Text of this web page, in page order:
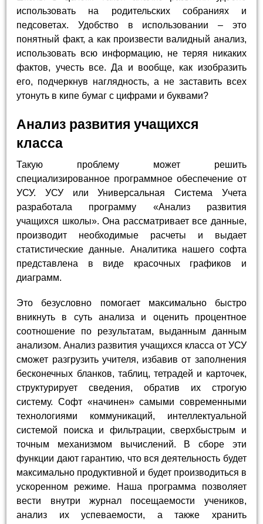
использовать на родительских собраниях и
педсоветах. Удобство в использовании – это
понятный факт, а как произвести валидный анализ,
использовать всю информацию, не теряя никаких
фактов, учесть все. Да и вообще, как изобразить
его, подчеркнув наглядность, а не заставить всех
утонуть в кипе бумаг с цифрами и буквами?
Анализ развития учащихся
класса
Такую проблему может решить
специализированное программное обеспечение от
УСУ. УСУ или Универсальная Система Учета
разработала программу «Анализ развития
учащихся школы». Она рассматривает все данные,
производит необходимые расчеты и выдает
статистические данные. Аналитика нашего софта
представлена в виде красочных графиков и
диаграмм.
Это безусловно помогает максимально быстро
вникнуть в суть анализа и оценить процентное
соотношение по результатам, выданным данным
анализом. Анализ развития учащихся класса от УСУ
сможет разгрузить учителя, избавив от заполнения
бесконечных бланков, таблиц, тетрадей и карточек,
структурирует сведения, обратив их строгую
систему. Софт «начинен» самыми современными
технологиями коммуникаций, интеллектуальной
системой поиска и фильтрации, сверхбыстрым и
точным механизмом вычислений. В сборе эти
функции дают гарантию, что вся деятельность будет
максимально продуктивной и будет производиться в
ускоренном режиме. Наша программа позволяет
вести внутри журнал посещаемости учеников,
анализ их успеваемости, а также хранить